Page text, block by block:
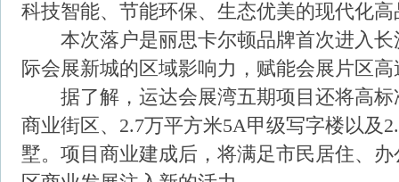
科技智能、节能环保、生态优美的现代化
本次落户是丽思卡尔顿品牌首次进入长
际会展新城的区域影响力，赋能会展片区
据了解，运达会展湾五期项目还将高标
商业街区、2.7万平方米5A甲级写字楼以及
墅。项目商业建成后，将满足市民居住、